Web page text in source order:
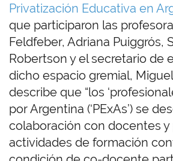
Privatización Educativa en
que participaron las
Feldfeber, Adriana Puiggrós,
Robertson y el secretario de
dicho espacio gremial,
describe que “los
por Argentina (‘PExAs’) se
colaboración con docentes y
actividades de formación